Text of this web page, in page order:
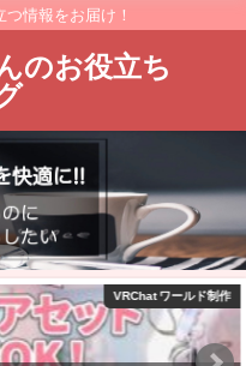
情報をお届け！
のお役立ち
VRChat ワールド制作